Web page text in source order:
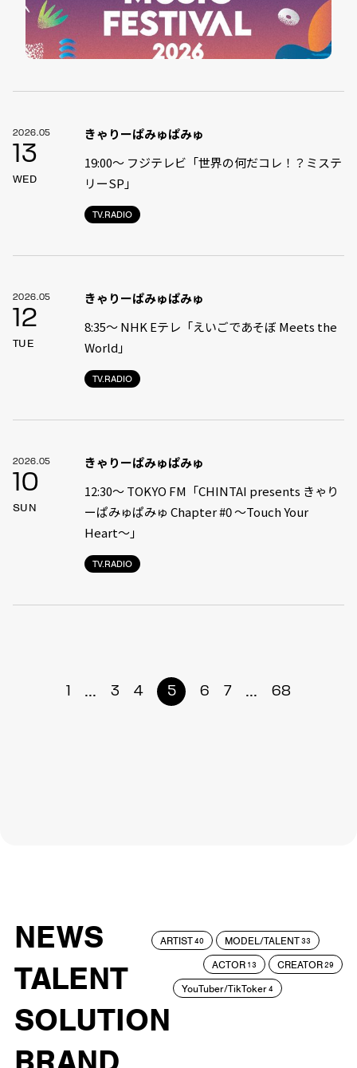
2026.05
13
WED
TV.RADIO
きゃりーぱみゅぱみゅ
19:00〜 フジテレビ「世界の何だコレ！？ミステ
リーSP」
2026.05
12
TUE
TV.RADIO
きゃりーぱみゅぱみゅ
8:35〜 NHK Eテレ「えいごであそぼ Meets the
World」
2026.05
10
SUN
TV.RADIO
きゃりーぱみゅぱみゅ
12:30〜 TOKYO FM「CHINTAI presents きゃり
ーぱみゅぱみゅ Chapter #0 〜Touch Your
Heart〜」
1 ... 3 4 5 6 7 ... 68
NEWS
TALENT
SOLUTION
ARTIST40 MODEL/TALENT33
ACTOR 13 CREATOR29
YouTuber/TikToker4